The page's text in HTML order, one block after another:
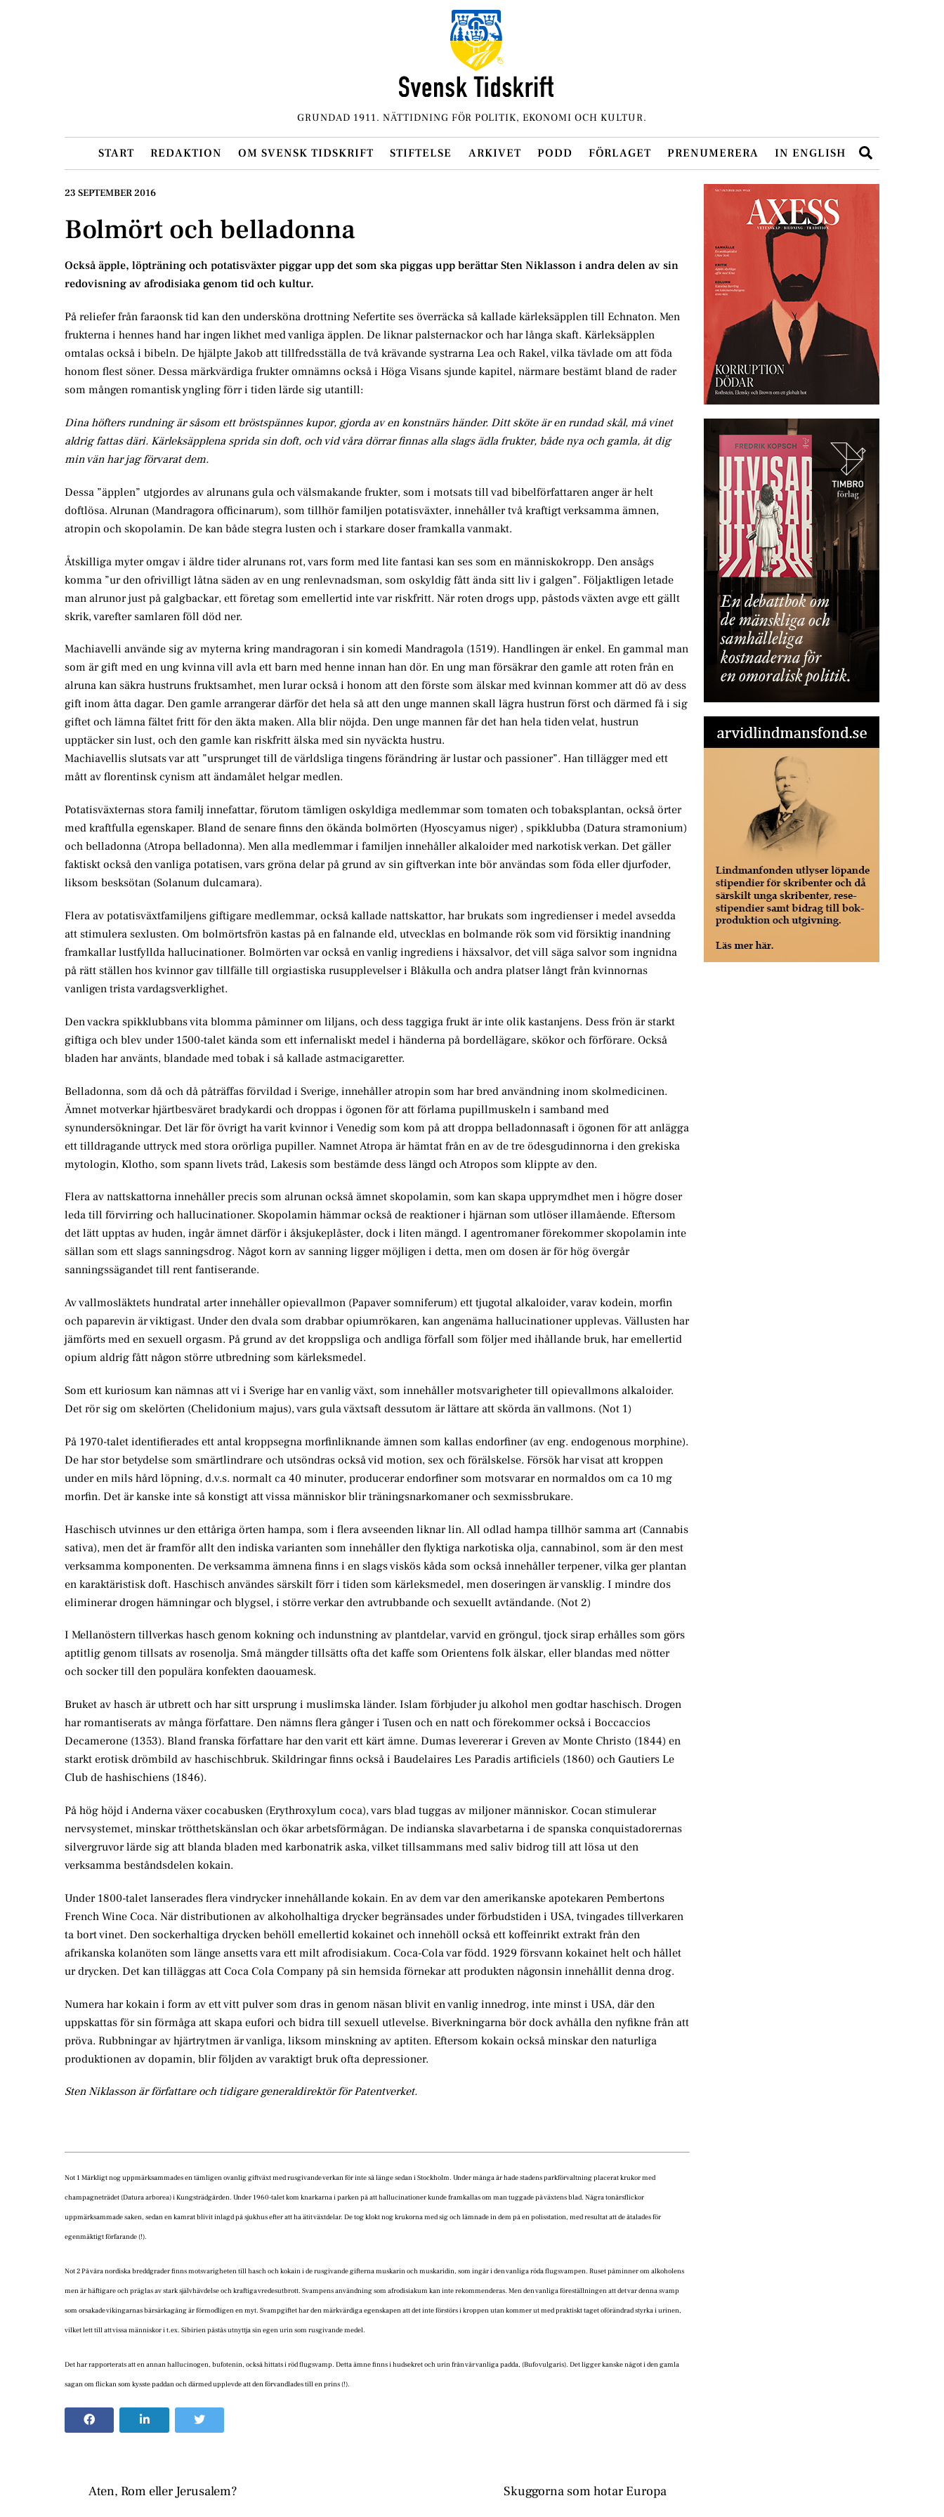
GRUNDAD 1911. NÄTTIDNING FÖR POLITIK, EKONOMI OCH KULTUR.
START REDAKTION OM SVENSK TIDSKRIFT STIFTELSE ARKIVET PODD FÖRLAGET PRENUMERERA IN ENGLISH
23 SEPTEMBER 2016
Bolmört och belladonna
Också äpple, löpträning och potatisväxter piggar upp det som ska piggas upp berättar Sten Niklasson i andra delen av sin
redovisning av afrodisiaka genom tid och kultur.
På reliefer från faraonsk tid kan den undersköna drottning Nefertite ses överräcka så kallade kärleksäpplen till Echnaton. Men
frukterna i hennes hand har ingen likhet med vanliga äpplen. De liknar palsternackor och har långa skaft. Kärleksäpplen
omtalas också i bibeln. De hjälpte Jakob att tillfredsställa de två krävande systrarna Lea och Rakel, vilka tävlade om att föda
honom flest söner. Dessa märkvärdiga frukter omnämns också i Höga Visans sjunde kapitel, närmare bestämt bland de rader
som mången romantisk yngling förr i tiden lärde sig utantill:
Dina höfters rundning är såsom ett bröstspännes kupor, gjorda av en konstnärs händer. Ditt sköte är en rundad skål, må vinet
aldrig fattas däri. Kärleksäpplena sprida sin doft, och vid våra dörrar finnas alla slags ädla frukter, både nya och gamla, åt dig
min vän har jag förvarat dem.
Dessa ”äpplen” utgjordes av alrunans gula och välsmakande frukter, som i motsats till vad bibelförfattaren anger är helt
doftlösa. Alrunan (Mandragora officinarum), som tillhör familjen potatisväxter, innehåller två kraftigt verksamma ämnen,
atropin och skopolamin. De kan både stegra lusten och i starkare doser framkalla vanmakt.
Åtskilliga myter omgav i äldre tider alrunans rot, vars form med lite fantasi kan ses som en människokropp. Den ansågs
komma ”ur den ofrivilligt låtna säden av en ung renlevnadsman, som oskyldig fått ända sitt liv i galgen”. Följaktligen letade
man alrunor just på galgbackar, ett företag som emellertid inte var riskfritt. När roten drogs upp, påstods växten avge ett gällt
skrik, varefter samlaren föll död ner.
Machiavelli använde sig av myterna kring mandragoran i sin komedi Mandragola (1519). Handlingen är enkel. En gammal man
som är gift med en ung kvinna vill avla ett barn med henne innan han dör. En ung man försäkrar den gamle att roten från en
alruna kan säkra hustruns fruktsamhet, men lurar också i honom att den förste som älskar med kvinnan kommer att dö av dess
gift inom åtta dagar. Den gamle arrangerar därför det hela så att den unge mannen skall lägra hustrun först och därmed få i sig
giftet och lämna fältet fritt för den äkta maken. Alla blir nöjda. Den unge mannen får det han hela tiden velat, hustrun
upptäcker sin lust, och den gamle kan riskfritt älska med sin nyväckta hustru.
Machiavellis slutsats var att ”ursprunget till de världsliga tingens förändring är lustar och passioner”. Han tillägger med ett
mått av florentinsk cynism att ändamålet helgar medlen.
Potatisväxternas stora familj innefattar, förutom tämligen oskyldiga medlemmar som tomaten och tobaksplantan, också örter
med kraftfulla egenskaper. Bland de senare finns den ökända bolmörten (Hyoscyamus niger) , spikklubba (Datura stramonium)
och belladonna (Atropa belladonna). Men alla medlemmar i familjen innehåller alkaloider med narkotisk verkan. Det gäller
faktiskt också den vanliga potatisen, vars gröna delar på grund av sin giftverkan inte bör användas som föda eller djurfoder,
liksom besksötan (Solanum dulcamara).
Flera av potatisväxtfamiljens giftigare medlemmar, också kallade nattskattor, har brukats som ingredienser i medel avsedda
att stimulera sexlusten. Om bolmörtsfrön kastas på en falnande eld, utvecklas en bolmande rök som vid försiktig inandning
framkallar lustfyllda hallucinationer. Bolmörten var också en vanlig ingrediens i häxsalvor, det vill säga salvor som ingnidna
på rätt ställen hos kvinnor gav tillfälle till orgiastiska rusupplevelser i Blåkulla och andra platser långt från kvinnornas
vanligen trista vardagsverklighet.
Den vackra spikklubbans vita blomma påminner om liljans, och dess taggiga frukt är inte olik kastanjens. Dess frön är starkt
giftiga och blev under 1500-talet kända som ett infernaliskt medel i händerna på bordellägare, skökor och förförare. Också
bladen har använts, blandade med tobak i så kallade astmacigaretter.
Belladonna, som då och då påträffas förvildad i Sverige, innehåller atropin som har bred användning inom skolmedicinen.
Ämnet motverkar hjärtbesväret bradykardi och droppas i ögonen för att förlama pupillmuskeln i samband med
synundersökningar. Det lär för övrigt ha varit kvinnor i Venedig som kom på att droppa belladonnasaft i ögonen för att anlägga
ett tilldragande uttryck med stora orörliga pupiller. Namnet Atropa är hämtat från en av de tre ödesgudinnorna i den grekiska
mytologin, Klotho, som spann livets tråd, Lakesis som bestämde dess längd och Atropos som klippte av den.
Flera av nattskattorna innehåller precis som alrunan också ämnet skopolamin, som kan skapa upprymdhet men i högre doser
leda till förvirring och hallucinationer. Skopolamin hämmar också de reaktioner i hjärnan som utlöser illamående. Eftersom
det lätt upptas av huden, ingår ämnet därför i åksjukeplåster, dock i liten mängd. I agentromaner förekommer skopolamin inte
sällan som ett slags sanningsdrog. Något korn av sanning ligger möjligen i detta, men om dosen är för hög övergår
sanningssägandet till rent fantiserande.
Av vallmosläktets hundratal arter innehåller opievallmon (Papaver somniferum) ett tjugotal alkaloider, varav kodein, morfin
och paparevin är viktigast. Under den dvala som drabbar opiumrökaren, kan angenäma hallucinationer upplevas. Vällusten har
jämförts med en sexuell orgasm. På grund av det kroppsliga och andliga förfall som följer med ihållande bruk, har emellertid
opium aldrig fått någon större utbredning som kärleksmedel.
Som ett kuriosum kan nämnas att vi i Sverige har en vanlig växt, som innehåller motsvarigheter till opievallmons alkaloider.
Det rör sig om skelörten (Chelidonium majus), vars gula växtsaft dessutom är lättare att skörda än vallmons. (Not 1)
På 1970-talet identifierades ett antal kroppsegna morfinliknande ämnen som kallas endorfiner (av eng. endogenous morphine).
De har stor betydelse som smärtlindrare och utsöndras också vid motion, sex och förälskelse. Försök har visat att kroppen
under en mils hård löpning, d.v.s. normalt ca 40 minuter, producerar endorfiner som motsvarar en normaldos om ca 10 mg
morfin. Det är kanske inte så konstigt att vissa människor blir träningsnarkomaner och sexmissbrukare.
Haschisch utvinnes ur den ettåriga örten hampa, som i flera avseenden liknar lin. All odlad hampa tillhör samma art (Cannabis
sativa), men det är framför allt den indiska varianten som innehåller den flyktiga narkotiska olja, cannabinol, som är den mest
verksamma komponenten. De verksamma ämnena finns i en slags viskös kåda som också innehåller terpener, vilka ger plantan
en karaktäristisk doft. Haschisch användes särskilt förr i tiden som kärleksmedel, men doseringen är vansklig. I mindre dos
eliminerar drogen hämningar och blygsel, i större verkar den avtrubbande och sexuellt avtändande. (Not 2)
I Mellanöstern tillverkas hasch genom kokning och indunstning av plantdelar, varvid en gröngul, tjock sirap erhålles som görs
aptitlig genom tillsats av rosenolja. Små mängder tillsätts ofta det kaffe som Orientens folk älskar, eller blandas med nötter
och socker till den populära konfekten daouamesk.
Bruket av hasch är utbrett och har sitt ursprung i muslimska länder. Islam förbjuder ju alkohol men godtar haschisch. Drogen
har romantiserats av många författare. Den nämns flera gånger i Tusen och en natt och förekommer också i Boccaccios
Decamerone (1353). Bland franska författare har den varit ett kärt ämne. Dumas levererar i Greven av Monte Christo (1844) en
starkt erotisk drömbild av haschischbruk. Skildringar finns också i Baudelaires Les Paradis artificiels (1860) och Gautiers Le
Club de hashischiens (1846).
På hög höjd i Anderna växer cocabusken (Erythroxylum coca), vars blad tuggas av miljoner människor. Cocan stimulerar
nervsystemet, minskar trötthetskänslan och ökar arbetsförmågan. De indianska slavarbetarna i de spanska conquistadorernas
silvergruvor lärde sig att blanda bladen med karbonatrik aska, vilket tillsammans med saliv bidrog till att lösa ut den
verksamma beståndsdelen kokain.
Under 1800-talet lanserades flera vindrycker innehållande kokain. En av dem var den amerikanske apotekaren Pembertons
French Wine Coca. När distributionen av alkoholhaltiga drycker begränsades under förbudstiden i USA, tvingades tillverkaren
ta bort vinet. Den sockerhaltiga drycken behöll emellertid kokainet och innehöll också ett koffeinrikt extrakt från den
afrikanska kolanöten som länge ansetts vara ett milt afrodisiakum. Coca-Cola var född. 1929 försvann kokainet helt och hållet
ur drycken. Det kan tilläggas att Coca Cola Company på sin hemsida förnekar att produkten någonsin innehållit denna drog.
Numera har kokain i form av ett vitt pulver som dras in genom näsan blivit en vanlig innedrog, inte minst i USA, där den
uppskattas för sin förmåga att skapa eufori och bidra till sexuell utlevelse. Biverkningarna bör dock avhålla den nyfikne från att
pröva. Rubbningar av hjärtrytmen är vanliga, liksom minskning av aptiten. Eftersom kokain också minskar den naturliga
produktionen av dopamin, blir följden av varaktigt bruk ofta depressioner.
Sten Niklasson är författare och tidigare generaldirektör för Patentverket.
Not 1 Märkligt nog uppmärksammades en tämligen ovanlig giftväxt med rusgivande verkan för inte så länge sedan i Stockholm. Under många år hade stadens parkförvaltning placerat krukor med
champagneträdet (Datura arborea) i Kungsträdgården. Under 1960-talet kom knarkarna i parken på att hallucinationer kunde framkallas om man tuggade på växtens blad. Några tonårsflickor
uppmärksammade saken, sedan en kamrat blivit inlagd på sjukhus efter att ha ätit växtdelar. De tog klokt nog krukorna med sig och lämnade in dem på en polisstation, med resultat att de åtalades för
egenmäktigt förfarande (!).
Not 2 På våra nordiska breddgrader finns motsvarigheten till hasch och kokain i de rusgivande gifterna muskarin och muskaridin, som ingår i den vanliga röda flugsvampen. Ruset påminner om alkoholens
men är häftigare och präglas av stark självhävdelse och kraftiga vredesutbrott. Svampens användning som afrodisiakum kan inte rekommenderas. Men den vanliga föreställningen att det var denna svamp
som orsakade vikingarnas bärsärkagång är förmodligen en myt. Svampgiftet har den märkvärdiga egenskapen att det inte förstörs i kroppen utan kommer ut med praktiskt taget oförändrad styrka i urinen,
vilket lett till att vissa människor i t.ex. Sibirien påstås utnyttja sin egen urin som rusgivande medel.
Det har rapporterats att en annan hallucinogen, bufotenin, också hittats i röd flugsvamp. Detta ämne finns i hudsekret och urin från vår vanliga padda, (Bufo vulgaris). Det ligger kanske något i den gamla
sagan om flickan som kysste paddan och därmed upplevde att den förvandlades till en prins (!).
Aten, Rom eller Jerusalem? Skuggorna som hotar Europa